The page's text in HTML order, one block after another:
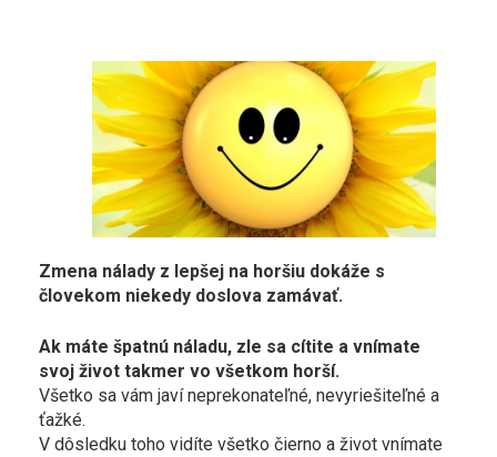
Zmena nálady z lepšej na horšiu dokáže s
človekom niekedy doslova zamávať.
Ak máte špatnú náladu, zle sa cítite a vnímate
svoj život takmer vo všetkom horší.
Všetko sa vám javí neprekonateľné, nevyriešiteľné a
ťažké.
V dôsledku toho vidíte všetko čierno a život vnímate